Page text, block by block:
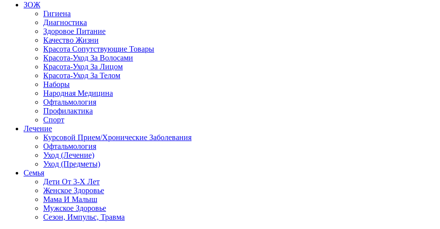
ЗОЖ
Гигиена
Диагностика
Здоровое Питание
Качество Жизни
Красота Сопутствующие Товары
Красота-Уход За Волосами
Красота-Уход За Лицом
Красота-Уход За Телом
Наборы
Народная Медицина
Офтальмология
Профилактика
Спорт
Лечение
Курсовой Прием/Хронические Заболевания
Офтальмология
Уход (Лечение)
Уход (Предметы)
Семья
Дети От 3-Х Лет
Женское Здоровье
Мама И Малыш
Мужское Здоровье
Сезон, Импульс, Травма